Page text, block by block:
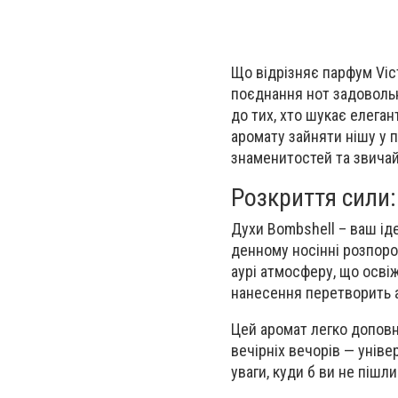
Що відрізняє парфум
поєднання нот
до тих, хто шукає
аромату зайняти нішу у
знаменитостей та
Розкриття
Духи Bombshell – ваш
денному носінні
аурі атмосферу, що
нанесення перетворить
Цей аромат легко
вечірніх вечорів —
уваги, куди б ви не